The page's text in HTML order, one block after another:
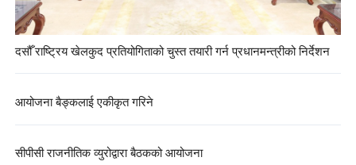
दसौँ राष्ट्रिय खेलकुद प्रतियोगिताको चुस्त तयारी गर्न प्रधानमन्त्रीको निर्देशन
आयोजना बैङ्कलाई एकीकृत गरिने
सीपीसी राजनीतिक व्युरोद्वारा बैठकको आयोजना